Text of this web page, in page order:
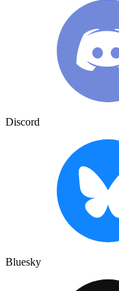
Discord
Bluesky